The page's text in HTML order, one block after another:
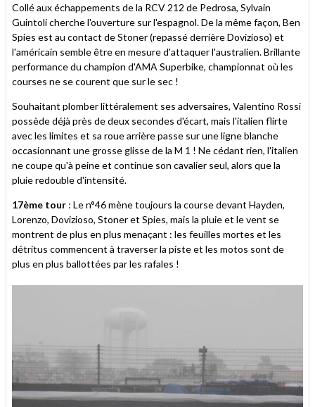
Collé aux échappements de la RCV 212 de Pedrosa, Sylvain
Guintoli cherche l'ouverture sur l'espagnol. De la même façon, Ben
Spies est au contact de Stoner (repassé derrière Dovizioso) et
l'américain semble être en mesure d'attaquer l'australien. Brillante
performance du champion d'AMA Superbike, championnat où les
courses ne se courent que sur le sec !
Souhaitant plomber littéralement ses adversaires, Valentino Rossi
possède déjà près de deux secondes d'écart, mais l'italien flirte
avec les limites et sa roue arrière passe sur une ligne blanche
occasionnant une grosse glisse de la M 1 ! Ne cédant rien, l'italien
ne coupe qu'à peine et continue son cavalier seul, alors que la
pluie redouble d'intensité.
17ème tour : Le n°46 mène toujours la course devant Hayden,
Lorenzo, Dovizioso, Stoner et Spies, mais la pluie et le vent se
montrent de plus en plus menaçant : les feuilles mortes et les
détritus commencent à traverser la piste et les motos sont de
plus en plus ballottées par les rafales !